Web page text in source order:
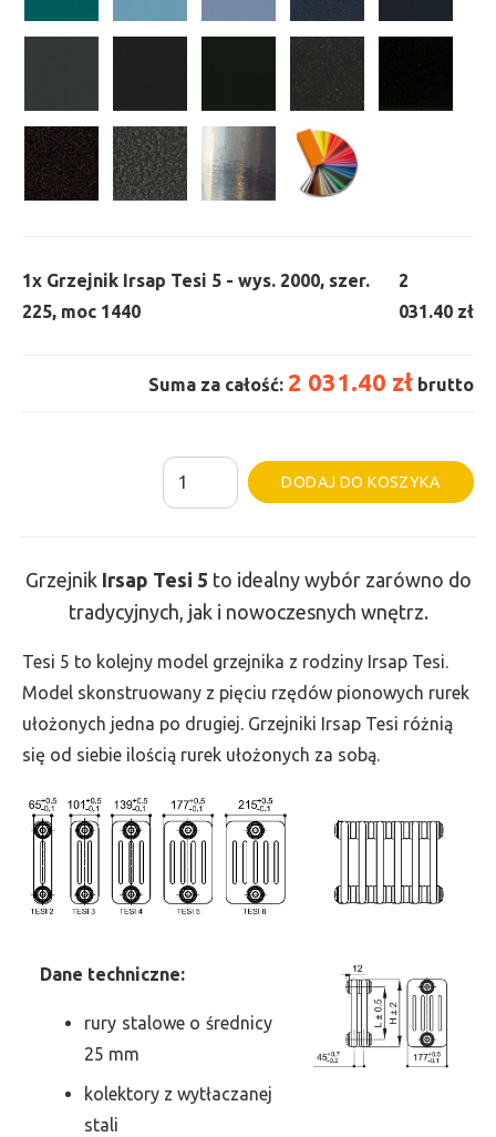
1x Grzejnik Irsap Tesi 5 - wys. 2000, szer.
225, moc 1440
2
031.40 zł
Suma za całość: 2 031.40 zł brutto
ilość
Grzejnik
-
wys.
2000,
szer.
225,
1440
DODAJ DO KOSZYKA
Grzejnik Irsap Tesi 5 to idealny wybór zarówno do
tradycyjnych, jak i nowoczesnych wnętrz.
Tesi 5 to kolejny model grzejnika z rodziny Irsap Tesi.
Model skonstruowany z pięciu rzędów pionowych rurek
ułożonych jedna po drugiej. Grzejniki Irsap Tesi różnią
się od siebie ilością rurek ułożonych za sobą.
Dane techniczne:
rury stalowe o średnicy
25 mm
kolektory z wytłaczanej
stali